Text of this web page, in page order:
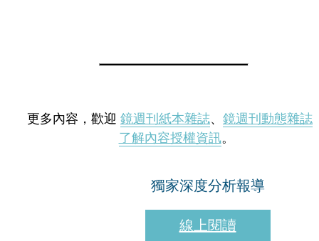
更多內容，歡迎 鏡週刊紙本雜誌、 鏡週刊動態雜誌
了解內容授權資訊。
獨家深度分析報導
線上閱讀